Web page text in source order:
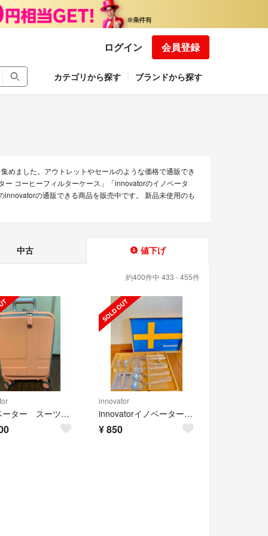
ログイン 会員登録
カテゴリから探す ブランドから探す
めました。アウトレットやセールのような価格で通販でき
コーヒーフィルターケース」「innovatorのイノベータ
の通販できる商品を販売中です。 新品未使用のも
中古 値下げ
約400件中 433 - 455件
イノベーター スーツケース★週末セール
innovator
innovatorイノベーター ペアディナー8本 カトラリー
¥850